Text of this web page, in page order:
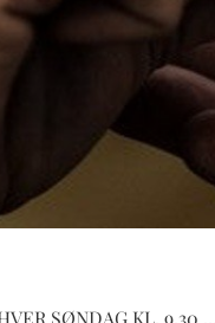
SØNDAG KL. 9.30 ...